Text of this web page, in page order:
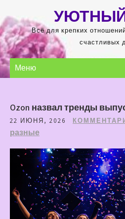
содержимомуВсё для крепких
счастливых
Меню
Ozon назвал тренды
22 ИЮНЯ, 2026
разные